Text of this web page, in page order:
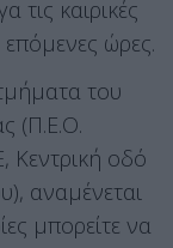
καιρικές
ώρες.
του
(Π.Ε.Ο.
οδό
αναμένεται
μπορείτε να